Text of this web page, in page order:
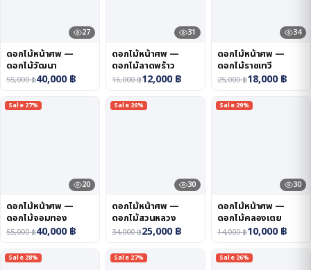
27
ดอกไม้หน้าศพ —
ดอกไม้วัฒนา
55,000฿40,000฿
31
ดอกไม้หน้าศพ —
ดอกไม้ลาดพร้าว
16,000฿12,000฿
34
ดอกไม้หน้าศพ —
ดอกไม้ราชเทวี
25,000฿18,000฿
Sale 27%
20
ดอกไม้หน้าศพ —
ดอกไม้จอมทอง
55,000฿40,000฿
Sale 26%
30
ดอกไม้หน้าศพ —
ดอกไม้สวนหลวง
34,000฿25,000฿
Sale 29%
30
ดอกไม้หน้าศพ —
ดอกไม้คลองเตย
14,000฿10,000฿
Sale 28% Sale 27% Sale 26%